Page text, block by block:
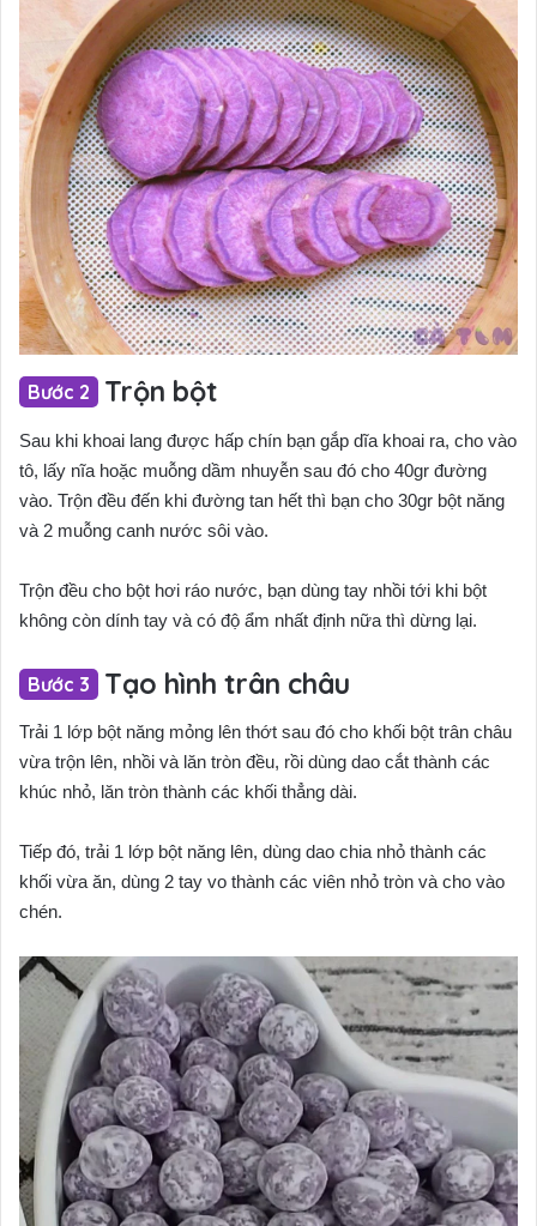
Trộn bột
Sau khi khoai lang được hấp chín bạn gắp dĩa khoai ra, cho vào
tô, lấy nĩa hoặc muỗng dầm nhuyễn sau đó cho 40gr đường
vào. Trộn đều đến khi đường tan hết thì bạn cho 30gr bột năng
và 2 muỗng canh nước sôi vào.
Trộn đều cho bột hơi ráo nước, bạn dùng tay nhồi tới khi bột
không còn dính tay và có độ ẩm nhất định nữa thì dừng lại.
Tạo hình trân châu
Trải 1 lớp bột năng mỏng lên thớt sau đó cho khối bột trân châu
vừa trộn lên, nhồi và lăn tròn đều, rồi dùng dao cắt thành các
khúc nhỏ, lăn tròn thành các khối thẳng dài.
Tiếp đó, trải 1 lớp bột năng lên, dùng dao chia nhỏ thành các
khối vừa ăn, dùng 2 tay vo thành các viên nhỏ tròn và cho vào
chén.